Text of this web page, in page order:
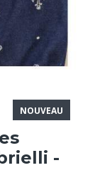
NOUVEAU
-